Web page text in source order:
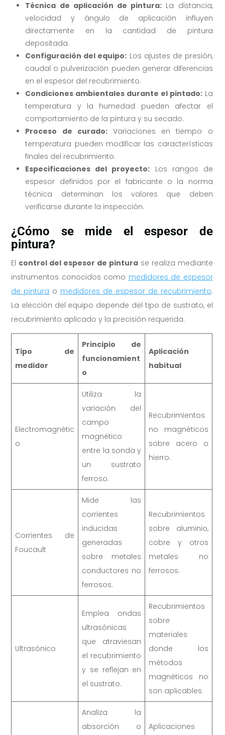
Técnica de aplicación de pintura: La distancia,
velocidad y ángulo de aplicación influyen
directamente en la cantidad de pintura
depositada.
Configuración del equipo: Los ajustes de presión,
caudal o pulverización pueden generar diferencias
en el espesor del recubrimiento.
Condiciones ambientales durante el pintado:La
temperatura y la humedad pueden afectar el
comportamiento de la pintura y su secado.
Proceso de curado:Variaciones en tiempo o
temperatura pueden modificar las características
finales del recubrimiento.
Especificaciones del proyecto: Los rangos de
espesor definidos por el fabricante o la norma
técnica determinan los valores que deben
verificarse durante la inspección.
¿Cómo se mide el espesor de
pintura?
El control del espesor de pinturase realiza mediante
instrumentos conocidos como medidores de espesor
de pintura o medidores de espesor de recubrimiento.
La elección del equipo depende del tipo de sustrato, el
recubrimiento aplicado y la precisión requerida.
Tipo de
medidor
Principio de
funcionamient
o
Aplicación
habitual
Electromagnétic
o
Utiliza la
variación del
campo
magnético
entre la sonda y
un sustrato
ferroso.
Recubrimientos
no magnéticos
sobre acero o
hierro.
Corrientes de
Foucault
Mide las
corrientes
inducidas
generadas
sobre metales
conductores no
ferrosos.
Recubrimientos
sobre aluminio,
cobre y otros
metales no
ferrosos.
Ultrasónico
Emplea ondas
ultrasónicas
que atraviesan
el recubrimiento
y se reflejan en
el sustrato.
Recubrimientos
sobre
materiales
donde los
métodos
magnéticos no
son aplicables.
Analiza la
absorción o
Aplicaciones